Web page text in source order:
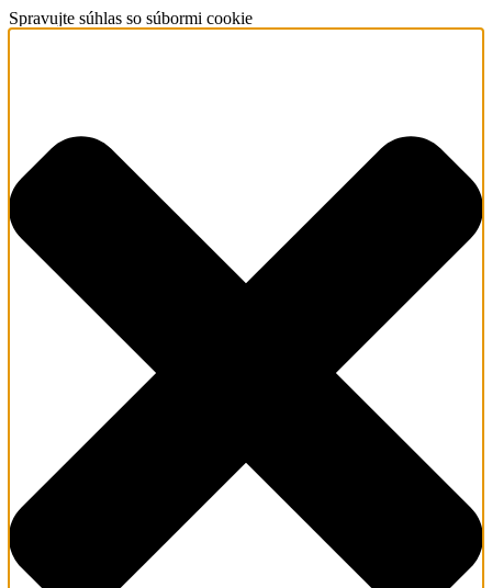
Spravujte súhlas so súbormi cookie